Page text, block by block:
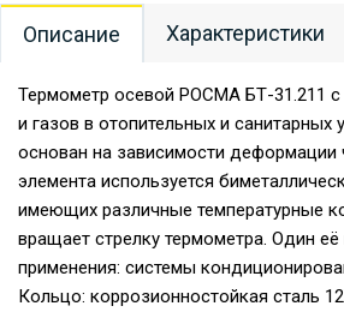
Описание Характеристики
Термометр осевой РОСМА БТ-31.211 с
и газов в отопительных и
основан на зависимости деформации
элемента используется
имеющих различные температурные
вращает стрелку термометра. Один
применения: системы
Кольцо: коррозионностойкая сталь